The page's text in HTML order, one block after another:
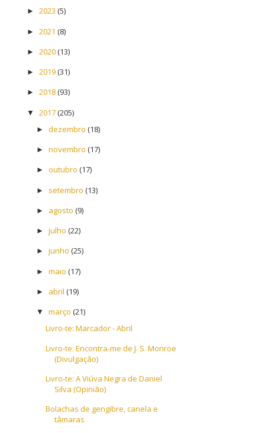
► 2023 (5)
► 2021 (8)
► 2020(13)
► 2019(31)
► 2018(93)
▼ 2017(205)
► dezembro (18)
► novembro (17)
► outubro (17)
► setembro (13)
► agosto (9)
► julho (22)
► junho (25)
► maio (17)
► abril (19)
▼ março (21)
Livro-te: Marcador - Abril
Livro-te: Encontra-me de J. S. Monroe
(Divulgação)
Livro-te: A Viúva Negra de Daniel
Silva (Opinião)
Bolachas de gengibre, canela e
tâmaras